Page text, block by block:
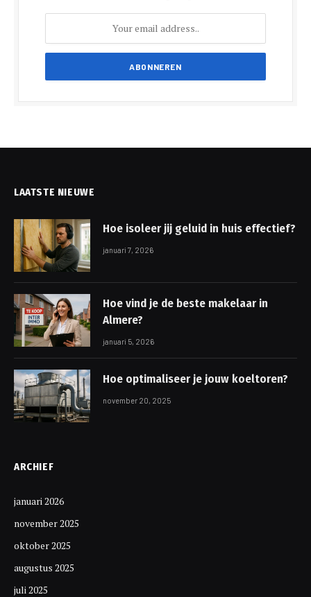
LAATSTE NIEUWE
Hoe isoleer jij geluid in huis effectief?
januari 7, 2026
Hoe vind je de beste makelaar in
Almere?
januari 5, 2026
Hoe optimaliseer je jouw koeltoren?
november 20, 2025
ARCHIEF
januari 2026
november 2025
oktober 2025
augustus 2025
juli 2025